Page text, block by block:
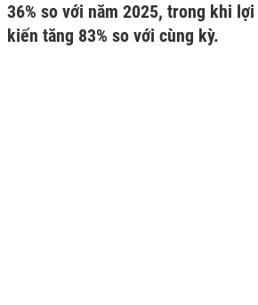
36% so với năm 2025, trong khi
kiến tăng 83% so với cùng kỳ.